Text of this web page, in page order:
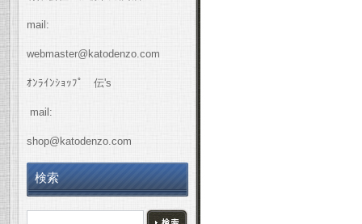
mail:
webmaster@katodenzo.com
ｵﾝﾗｲﾝｼｮｯﾌﾟ 伝's
mail:
shop@katodenzo.com
検索